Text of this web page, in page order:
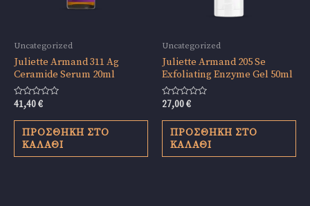
Uncategorized
Juliette Armand 311 Ag
Ceramide Serum 20ml
Βαθμολογήθηκε
0
από
41,40€
ΠΡΟΣΘΉΚΗ ΣΤΟ
ΚΑΛΆΘΙ
Uncategorized
Juliette Armand 205 Se
Exfoliating Enzyme Gel 50ml
Βαθμολογήθηκε
0
από
27,00€
ΠΡΟΣΘΉΚΗ ΣΤΟ
ΚΑΛΆΘΙ